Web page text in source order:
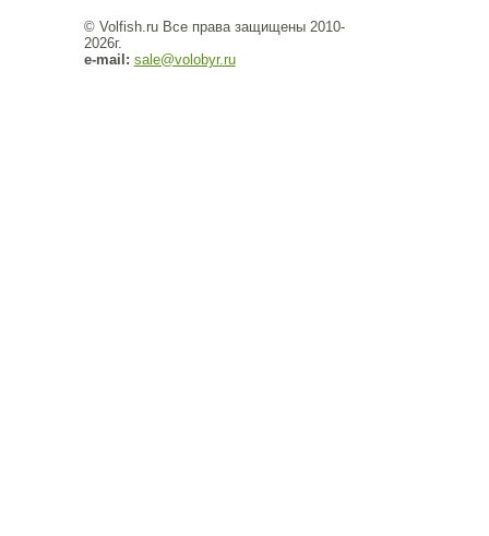
© Volfish.ru Все права защищены 2010-
2026г.
e-mail: sale@volobyr.ru